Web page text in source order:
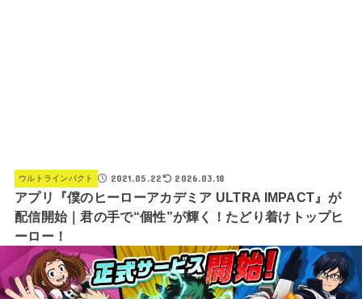
ウルトラインパクト 2021.05.22 2026.03.18
アプリ『僕のヒーローアカデミア ULTRA IMPACT』が
配信開始｜君の手で“個性”が輝く！たどり着けトップヒ
ーロー！